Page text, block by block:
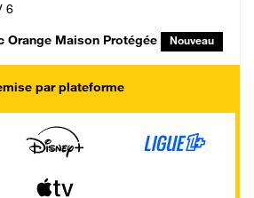
6
Orange Maison Protégée Nouveau
par plateforme